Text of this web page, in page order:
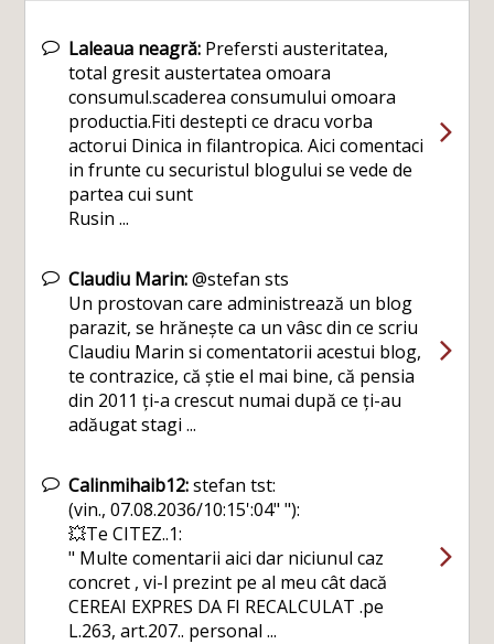
Laleaua neagră: Prefersti austeritatea,
total gresit austertatea omoara
consumul.scaderea consumului omoara
productia.Fiti destepti ce dracu vorba
actorui Dinica in filantropica. Aici comentaci
in frunte cu securistul blogului se vede de
partea cui sunt
Rusin ...
Claudiu Marin:@stefan sts
Un prostovan care administrează un blog
parazit, se hrănește ca un vâsc din ce scriu
Claudiu Marin si comentatorii acestui blog,
te contrazice, că știe el mai bine, că pensia
din 2011 ți-a crescut numai după ce ți-au
adăugat stagi ...
Calinmihaib12:stefan tst:
(vin., 07.08.2036/10:15':04" "):
💥Te CITEZ..1:
" Multe comentarii aici dar niciunul caz
concret , vi-l prezint pe al meu cât dacă
CEREAI EXPRES DA FI RECALCULAT .pe
L.263, art.207.. personal ...